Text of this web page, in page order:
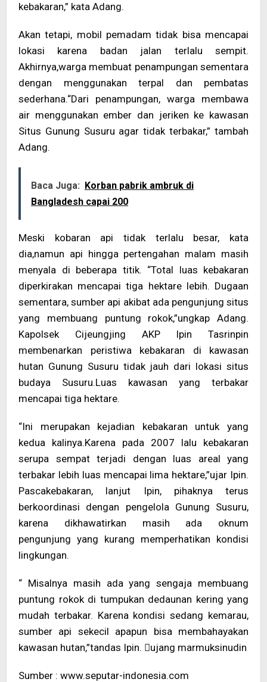
kebakaran,” kata Adang.
Akan tetapi, mobil pemadam tidak bisa mencapai
lokasi karena badan jalan terlalu sempit.
Akhirnya,warga membuat penampungan sementara
dengan menggunakan terpal dan pembatas
sederhana.“Dari penampungan, warga membawa
air menggunakan ember dan jeriken ke kawasan
Situs Gunung Susuru agar tidak terbakar,” tambah
Adang.
Baca Juga: Korban pabrik ambruk di
Bangladesh capai 200
Meski kobaran api tidak terlalu besar, kata
dia,namun api hingga pertengahan malam masih
menyala di beberapa titik. “Total luas kebakaran
diperkirakan mencapai tiga hektare lebih. Dugaan
sementara, sumber api akibat ada pengunjung situs
yang membuang puntung rokok,”ungkap Adang.
Kapolsek Cijeungjing AKP Ipin Tasrinpin
membenarkan peristiwa kebakaran di kawasan
hutan Gunung Susuru tidak jauh dari lokasi situs
budaya Susuru.Luas kawasan yang terbakar
mencapai tiga hektare.
“Ini merupakan kejadian kebakaran untuk yang
kedua kalinya.Karena pada 2007 lalu kebakaran
serupa sempat terjadi dengan luas areal yang
terbakar lebih luas mencapai lima hektare,”ujar Ipin.
Pascakebakaran, lanjut Ipin, pihaknya terus
berkoordinasi dengan pengelola Gunung Susuru,
karena dikhawatirkan masih ada oknum
pengunjung yang kurang memperhatikan kondisi
lingkungan.
“ Misalnya masih ada yang sengaja membuang
puntung rokok di tumpukan dedaunan kering yang
mudah terbakar. Karena kondisi sedang kemarau,
sumber api sekecil apapun bisa membahayakan
kawasan hutan,”tandas Ipin. ujang marmuksinudin
Sumber : www.seputar-indonesia.com